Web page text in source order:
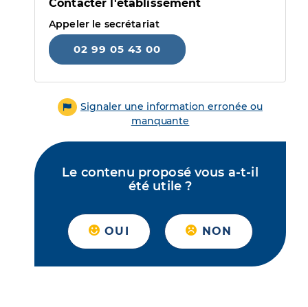
Contacter l'établissement
Appeler le secrétariat
02 99 05 43 00
Signaler une information erronée ou
manquante
Le contenu proposé vous a-t-il
été utile ?
OUI NON